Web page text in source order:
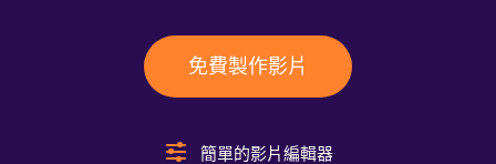
免費製作影片
簡單的影片編輯器